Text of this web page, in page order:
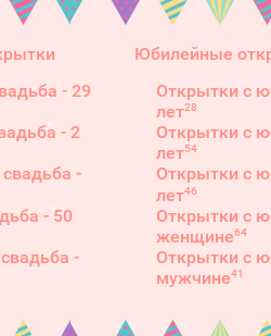
- 29
- 2
-
- 50
-
Юбилейные
Открытки с
лет28
Открытки с
лет54
Открытки с
лет46
Открытки с
женщине64
Открытки с
мужчине41